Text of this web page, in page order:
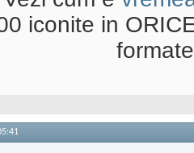
iconite in